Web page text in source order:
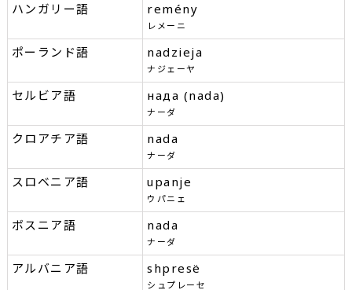
ハンガリー語 remény
レメーニ
ポーランド語 nadzieja
ナジェーヤ
セルビア語 нада (nada)
ナーダ
クロアチア語 nada
ナーダ
スロベニア語 upanje
ウパニェ
ボスニア語 nada
ナーダ
アルバニア語 shpresë
シュプレーセ